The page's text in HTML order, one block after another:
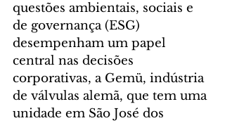
questões ambientais, sociais e
de governança (ESG)
desempenham um papel
central nas decisões
corporativas, a Gemü, indústria
de válvulas alemã, que tem uma
unidade em São José dos